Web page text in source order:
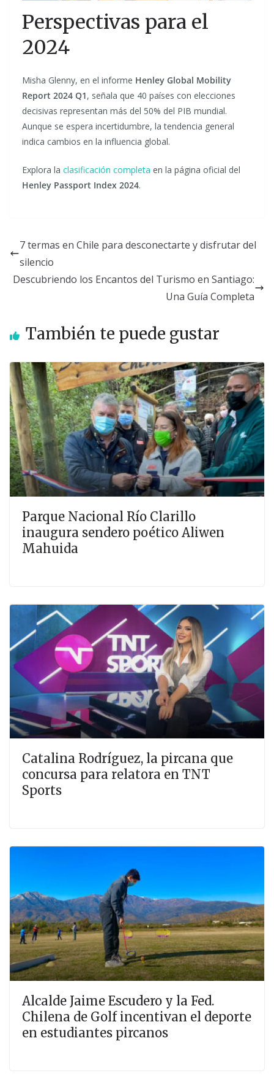
Perspectivas para el
2024
Misha Glenny, en el informe Henley Global Mobility
Report 2024 Q1, señala que 40 países con elecciones
decisivas representan más del 50% del PIB mundial.
Aunque se espera incertidumbre, la tendencia general
indica cambios en la influencia global.
Explora la clasificación completa en la página oficial del
Henley Passport Index 2024.
7 termas en Chile para desconectarte y disfrutar del
silencio
Descubriendo los Encantos del Turismo en Santiago:
Una Guía Completa
También te puede gustar
Parque Nacional Río Clarillo
inaugura sendero poético Aliwen
Mahuida
Catalina Rodríguez, la pircana que
concursa para relatora en TNT
Sports
Alcalde Jaime Escudero y la Fed.
Chilena de Golf incentivan el deporte
en estudiantes pircanos